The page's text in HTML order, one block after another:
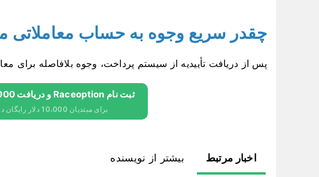
چقدر سریع وجوه به حساب
پس از دریافت تأییدیه از سیستم پرداخت، وجوه بلافاصله برای
ثبت نام Raceoption و دریافت 10،000 دلار رایگان
برای مبتدیان 10،000 دلار رایگان دریافت کنید
بیشتر از نویسنده اخبار مرتبط